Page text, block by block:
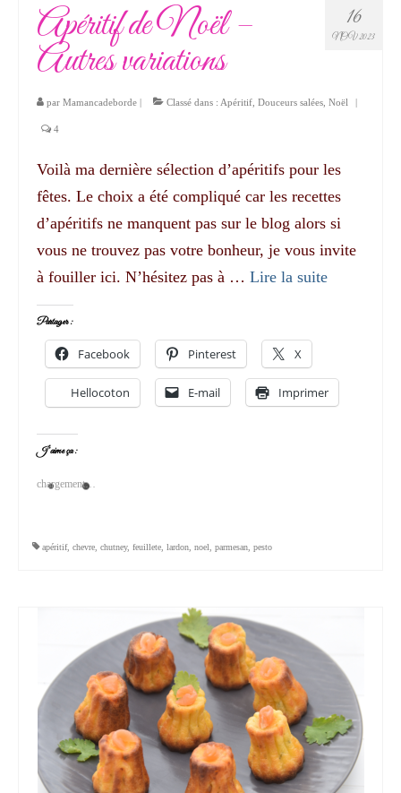
16
NOV 2023
Apéritif de Noël –
Autres variations
par Mamancadeborde | Classé dans : Apéritif Douceurs salées Noël |
4
Voilà ma dernière sélection d’apéritifs pour les
fêtes. Le choix a été compliqué car les recettes
d’apéritifs ne manquent pas sur le blog alors si
vous ne trouvez pas votre bonheur, je vous invite
à fouiller ici. N’hésitez pas à … Lire la suite­­
Partager :
Facebook Pinterest X
Hellocoton E-mail Imprimer
J’aime ça :
chargement…
apéritif, chevre chutney, feuillete lardon noel parmesan pesto